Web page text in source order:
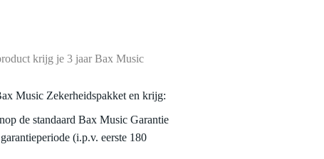
krijg je 3 jaar Bax Music
Music Zekerheidspakket en krijg:
de standaard Bax Music Garantie
(i.p.v. eerste 180